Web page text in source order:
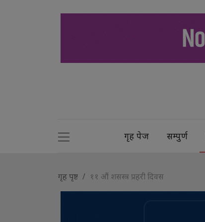
गृह पेज सम्पुर्ण
गृह पृष्ट ११ औं शसस्त्र प्रहरी दिवस